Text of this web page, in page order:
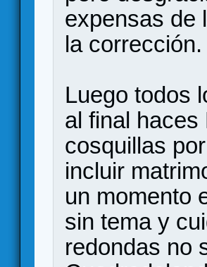
expensas de
la corrección.
Luego todos
al final
cosquillas
incluir
un momento
sin tema y
redondas no